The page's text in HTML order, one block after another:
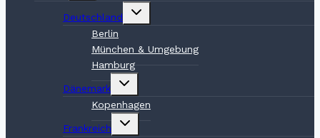
Deutschland
Untermenü
Berlin
München & Umgebung
Hamburg
Dänemark
Untermenü
Kopenhagen
Frankreich
Untermenü